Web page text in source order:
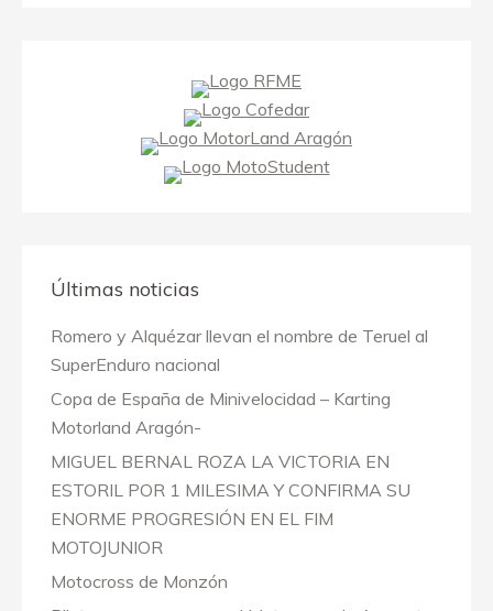
Últimas noticias
Romero y Alquézar llevan el nombre de Teruel al
SuperEnduro nacional
Copa de España de Minivelocidad – Karting
Motorland Aragón-
MIGUEL BERNAL ROZA LA VICTORIA EN
ESTORIL POR 1 MILESIMA Y CONFIRMA SU
ENORME PROGRESIÓN EN EL FIM
MOTOJUNIOR
Motocross de Monzón